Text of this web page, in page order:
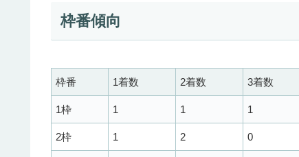
枠番傾向
枠番 1着数 2着数 3着数
1枠 1 1 1
2枠 1 2 0